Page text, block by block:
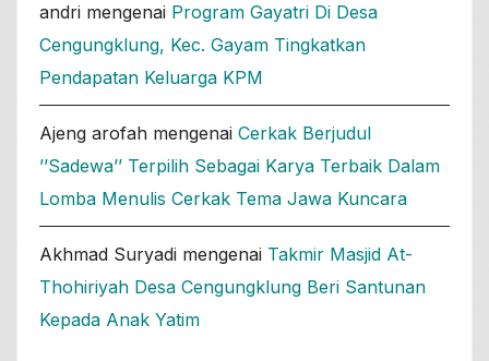
andri mengenai Program Gayatri Di Desa
Cengungklung, Kec. Gayam Tingkatkan
Pendapatan Keluarga KPM
Ajeng arofah mengenai Cerkak Berjudul
’’Sadewa’’ Terpilih Sebagai Karya Terbaik Dalam
Lomba Menulis Cerkak Tema Jawa Kuncara
Akhmad Suryadi mengenai Takmir Masjid At-
Thohiriyah Desa Cengungklung Beri Santunan
Kepada Anak Yatim